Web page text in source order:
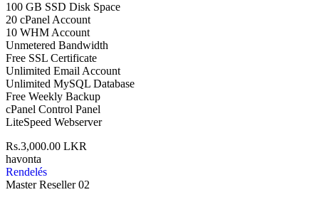
100 GB SSD Disk Space
20 cPanel Account
10 WHM Account
Unmetered Bandwidth
Free SSL Certificate
Unlimited Email Account
Unlimited MySQL Database
Free Weekly Backup
cPanel Control Panel
LiteSpeed Webserver
Rs.3,000.00 LKR
havonta
Rendelés
Master Reseller 02